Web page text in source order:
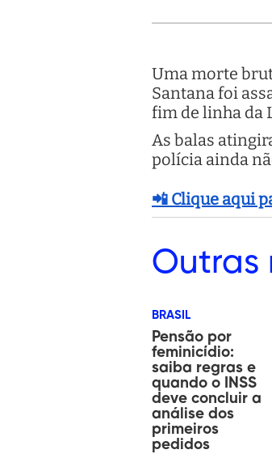
Uma morte
Santana foi
fim de linha da
As balas
polícia ainda
📲 Clique aqui
Outras
BRASIL
Pensão por
feminicídio:
saiba regras e
quando o INSS
deve concluir a
análise dos
primeiros
pedidos